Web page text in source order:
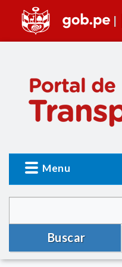
Menu
Buscar